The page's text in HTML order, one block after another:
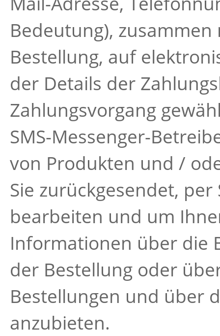
Bedeutung),
Bestellung, auf
der Details der
Zahlungsvorgang
SMS-Messenger-
von Produkten und /
Sie zurückgesendet,
bearbeiten und um
Informationen über die
der Bestellung oder
Bestellungen und über
anzubieten.